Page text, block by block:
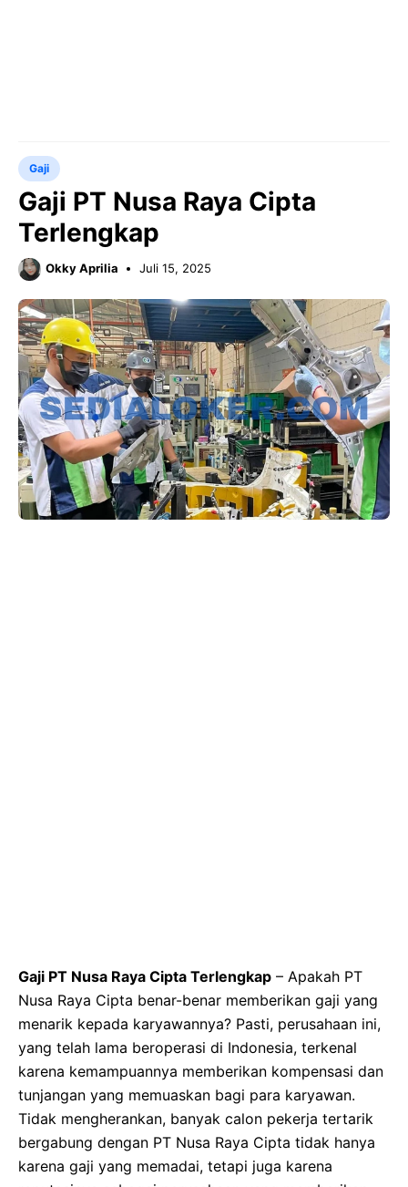
Gaji
Gaji PT Nusa Raya Cipta
Terlengkap
Okky Aprilia Juli 15, 2025
Gaji PT Nusa Raya Cipta Terlengkap – Apakah PT
Nusa Raya Cipta benar-benar memberikan gaji yang
menarik kepada karyawannya? Pasti, perusahaan ini,
yang telah lama beroperasi di Indonesia, terkenal
karena kemampuannya memberikan kompensasi dan
tunjangan yang memuaskan bagi para karyawan.
Tidak mengherankan, banyak calon pekerja tertarik
bergabung dengan PT Nusa Raya Cipta tidak hanya
karena gaji yang memadai, tetapi juga karena